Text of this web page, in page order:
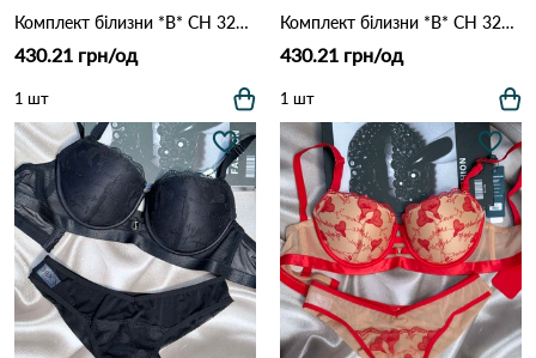
Комплект білизни *B* CH 325 Чорно-бежевий
430.21 грн/од
1 шт
Комплект білизни *B* CH 325 Зелений
430.21 грн/од
1 шт